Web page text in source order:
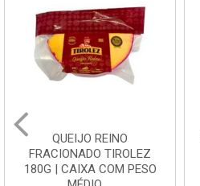
QUEIJO REINO
FRACIONADO TIROLEZ
180G | CAIXA COM PESO